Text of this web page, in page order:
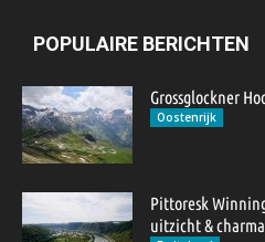
POPULAIRE BERICHTEN
Grossglockner
Oostenrijk
Pittoresk
uitzicht &